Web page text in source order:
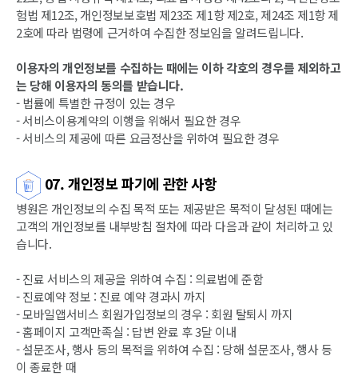
험법 제12조, 개인정보보호법 제23조 제1항 제2호, 제24조 제1항 제
2호에 따라 법령에 근거하여 수집한 정보임을 알려드립니다.
이용자의 개인정보를 수집하는 때에는 이하 각호의 경우를 제외하고
는 당해 이용자의 동의를 받습니다.
- 법률에 특별한 규정이 있는 경우
- 서비스이용계약의 이행을 위해서 필요한 경우
- 서비스의 제공에 따른 요금정산을 위하여 필요한 경우
07. 개인정보 파기에 관한 사항
병원은 개인정보의 수집 목적 또는 제공받은 목적이 달성된 때에는
고객의 개인정보를 내부방침 절차에 따라 다음과 같이 처리하고 있
습니다.
- 진료 서비스의 제공을 위하여 수집 : 의료법에 준함
- 진료예약 정보 : 진료 예약 경과시 까지
- 모바일앱서비스 회원가입정보의 경우 : 회원 탈퇴시 까지
- 홈페이지 고객만족실 : 답변 완료 후 3달 이내
- 설문조사, 행사 등의 목적을 위하여 수집 : 당해 설문조사, 행사 등
이 종료한 때